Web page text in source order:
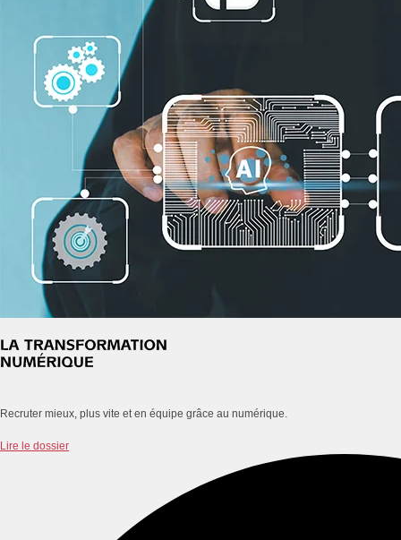
Recruter mieux, plus vite et en équipe grâce au numérique.
Lire le dossier